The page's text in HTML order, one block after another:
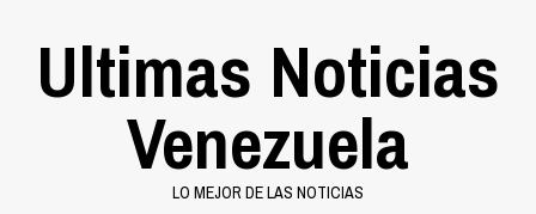
Ultimas Noticias
Venezuela
LO MEJOR DE LAS NOTICIAS